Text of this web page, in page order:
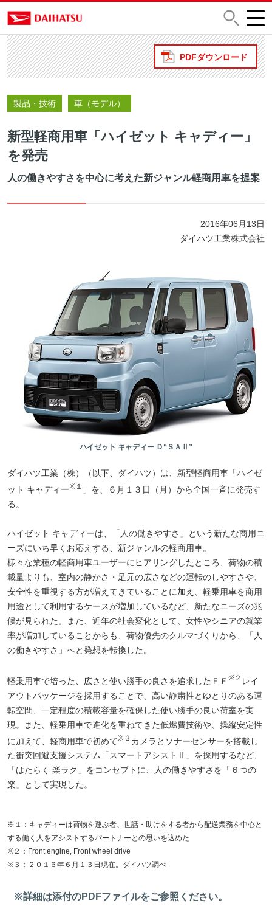
PDFダウンロード
製品・技術 車（モデル）
新型軽商用車「ハイゼット キャディー」
を発売
人の働きやすさを中心に考えた新ジャンル軽商用車を提案
2016年06月13日
ダイハツ工業株式会社
ハイゼット キャディー Ｄ“ＳＡⅡ”
ダイハツ工業（株）（以下、ダイハツ）は、新型軽商用車「ハイゼ
ット キャディー※１
」を、６月１３日（月）から全国一斉に発売す
る。
ハイゼット キャディーは、「人の働きやすさ」という新たな商用ニ
ーズにいち早くお応えする、新ジャンルの軽商用車。
様々な業種の軽商用車ユーザーにヒアリングしたところ、荷物の積
載量よりも、室内の静かさ・足元の広さなどの運転のしやすさや、
安全性を重視する方が増えてきていることに加え、軽乗用車を商用
用途として利用するケースが増加しているなど、新たなニーズの兆
候が見られた。また、近年の社会変化として、女性やシニアの就業
率が増加していることからも、荷物優先のクルマづくりから、「人
の働きやすさ」へと発想を転換した。
軽乗用車で培った、広さと使い勝手の良さを追求したＦＦ ※２ レイ
アウトパッケージを採用することで、高い静粛性とゆとりのある運
転空間、一定程度の積載容量を確保した使い勝手の良い荷室を実
現。また、軽乗用車で進化を重ねてきた低燃費技術や、操縦安定性
に加えて、軽商用車で初めて※３ カメラとソナーセンサーを搭載し
た衝突回避支援システム「スマートアシストⅡ」を採用するなど、
「はたらく 楽ラク」をコンセプトに、人の働きやすさを「６つの
楽」として実現した。
※１：キャディーは荷物を運ぶ者、世話・助けをする者から配送業務を中心と
する働く人をアシストするパートナーとの思いを込めた
※２：Front engine, Front wheel drive
※３：２０１６年６月１３日現在。ダイハツ調べ
※詳細は添付のPDFファイルをご参照ください。